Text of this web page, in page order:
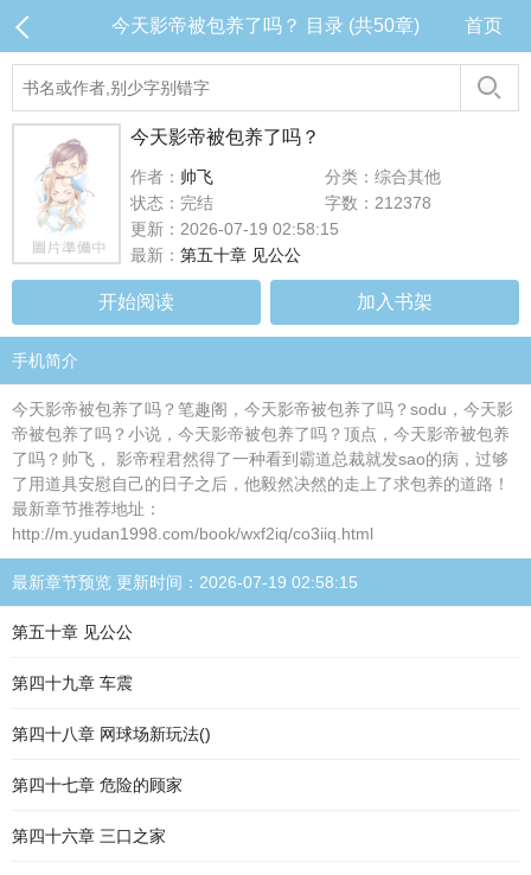
今天影帝被包养了吗？ 目录 (共50章) 首页
今天影帝被包养了吗？
作者： 帅飞
分类：综合其他
状态：完结
字数：212378
更新：2026-07-19 02:58:15
最新： 第五十章 见公公
开始阅读 加入书架
手机简介
今天影帝被包养了吗？笔趣阁，今天影帝被包养了吗？sodu，今天影
帝被包养了吗？小说，今天影帝被包养了吗？顶点，今天影帝被包养
了吗？帅飞， 影帝程君然得了一种看到霸道总裁就发sao的病，过够
了用道具安慰自己的日子之后，他毅然决然的走上了求包养的道路！
最新章节推荐地址：
http://m.yudan1998.com/book/wxf2iq/co3iiq.html
最新章节预览 更新时间：2026-07-19 02:58:15
第五十章 见公公
第四十九章 车震
第四十八章 网球场新玩法()
第四十七章 危险的顾家
第四十六章 三口之家